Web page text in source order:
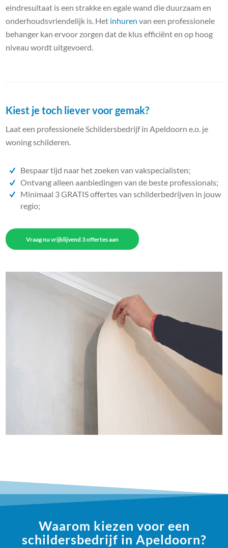
eindresultaat is een strakke en egale wand die duurzaam en
onderhoudsvriendelijk is. Het inhuren van een professionele
behanger kan ervoor zorgen dat de klus efficiënt en op hoog
niveau wordt uitgevoerd.
Kiest je toch liever voor gemak?
Laat een professionele Schildersbedrijf in Apeldoorn e.o. je
woning schilderen.
Bespaar tijd naar het zoeken van vakspecialisten;
Ontvang alleen aanbiedingen van de beste professionals;
Minimaal 3 GRATIS offertes van schilderbedrijven in jouw
regio;
Vraag nu vrijblijvend 3 offertes aan
Waarom kiezen voor een
schildersbedrijf in Apeldoorn?